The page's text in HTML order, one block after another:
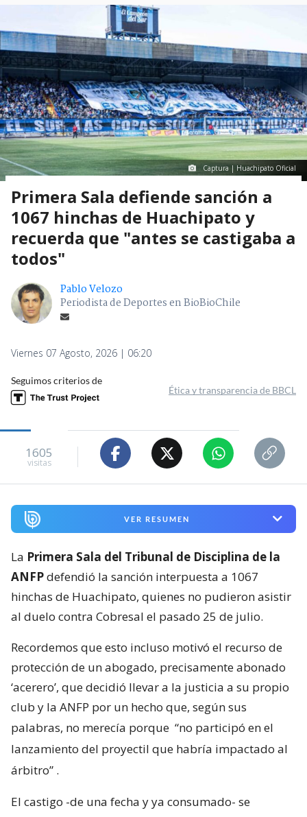
Captura | Huachipato Oficial
Primera Sala defiende sanción a
1067 hinchas de Huachipato y
recuerda que "antes se castigaba a
todos"
Pablo Velozo
Periodista de Deportes en BioBioChile
Viernes 07 Agosto, 2026 | 06:20
Seguimos criterios de
Ética y transparencia de BBCL
1605
visitas
VER RESUMEN
La Primera Sala del Tribunal de Disciplina de la
ANFPdefendió la sanción interpuesta a 1067
hinchas de Huachipato, quienes no pudieron asistir
al duelo contra Cobresal el pasado 25 de julio.
Recordemos que esto incluso motivó el recurso de
protección de un abogado, precisamente abonado
‘acerero’, que decidió llevar a la justicia a su propio
club y la ANFP por un hecho que, según sus
palabras, no merecía porque “no participó en el
lanzamiento del proyectil que habría impactado al
árbitro” .
El castigo -de una fecha y ya consumado- se